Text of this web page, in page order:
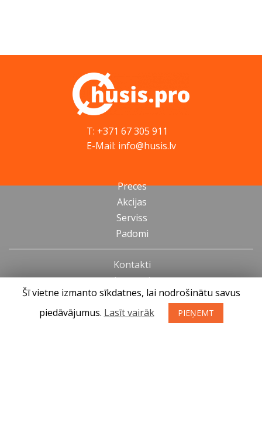
T: +371 67 305 911
E-Mail: info@husis.lv
Preces
Akcijas
Serviss
Padomi
Kontakti
Jaunumi
Par mums
Preču iegādes noteikumi
Šī vietne izmanto sīkdatnes, lai nodrošinātu savus
piedāvājumus. Lasīt vairāk PIEŅEMT